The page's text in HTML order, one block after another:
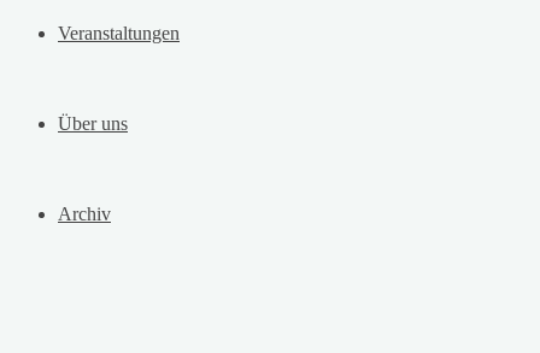
Veranstaltungen
Über uns
Archiv